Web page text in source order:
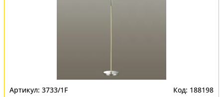
3733/1F 188198